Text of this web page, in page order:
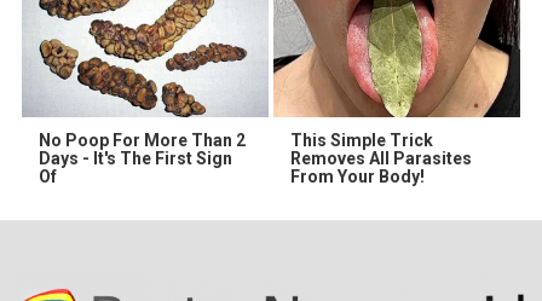
No Poop For More Than 2
Days - It's The First Sign
Of
This Simple Trick
Removes All Parasites
From Your Body!